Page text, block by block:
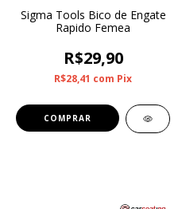
Sigma Tools Bico de Engate
Rapido Femea
R$29,90
R$28,41 com Pix